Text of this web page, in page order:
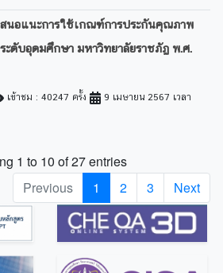
นอแนะการใช้เกณฑ์การประกันคุณภาพ
ะดับอุดมศึกษา มหาวิทยาลัยราชภัฏ พ.ศ.
เข้าชม : 40247 ครั้ง
9 เมษายน 2567 เวลา
1 to 10 of 27 entries
Previous
1 2 3 Next